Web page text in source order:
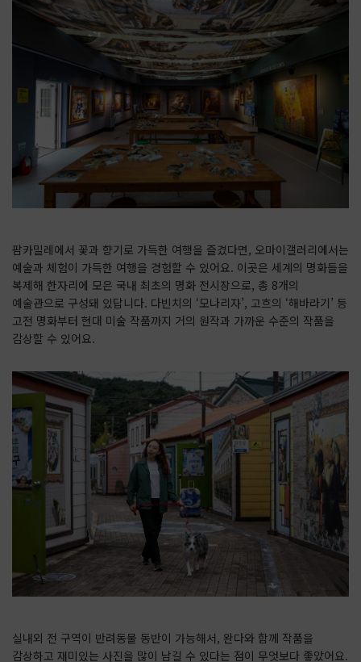
팜카밀레에서 꽃과 향기로 가득한 여행을 즐겼다면, 오마이갤러리에서는
예술과 체험이 가득한 여행을 경험할 수 있어요. 이곳은 세계의 명화들을
복제해 한자리에 모은 국내 최초의 명화 전시장으로, 총 8개의
예술관으로 구성돼 있답니다. 다빈치의 ‘모나리자’, 고흐의 ‘해바라기’ 등
고전 명화부터 현대 미술 작품까지 거의 원작과 가까운 수준의 작품을
감상할 수 있어요.
실내외 전 구역이 반려동물 동반이 가능해서, 완다와 함께 작품을
감상하고 재미있는 사진을 많이 남길 수 있다는 점이 무엇보다 좋았어요.